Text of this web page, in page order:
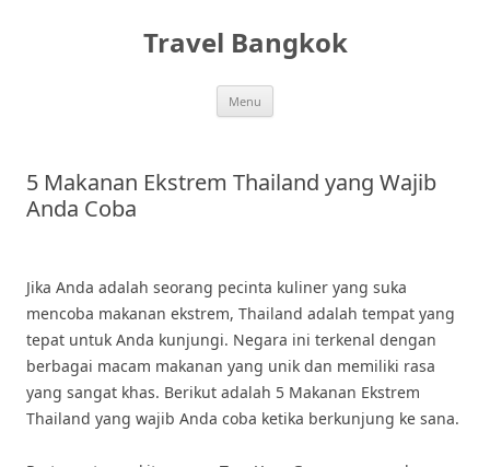
Travel Bangkok
Menu
5 Makanan Ekstrem Thailand yang Wajib
Anda Coba
Jika Anda adalah seorang pecinta kuliner yang suka
mencoba makanan ekstrem, Thailand adalah tempat yang
tepat untuk Anda kunjungi. Negara ini terkenal dengan
berbagai macam makanan yang unik dan memiliki rasa
yang sangat khas. Berikut adalah 5 Makanan Ekstrem
Thailand yang wajib Anda coba ketika berkunjung ke sana.